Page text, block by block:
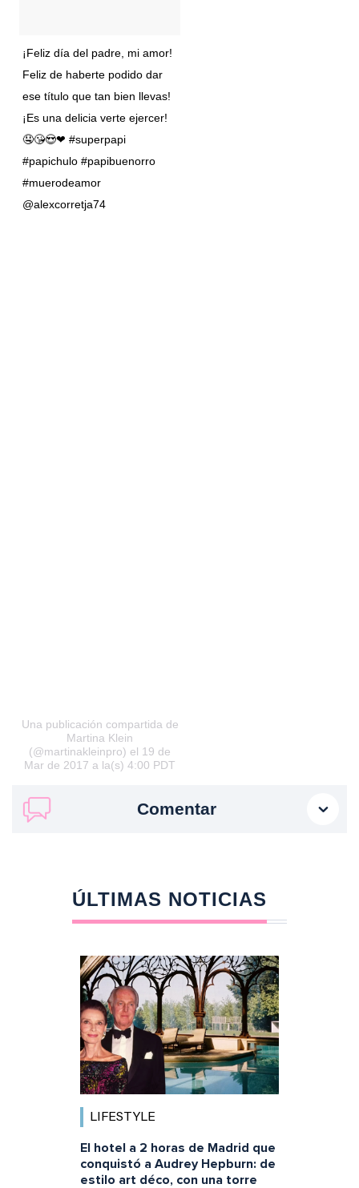
¡Feliz día del padre, mi amor!
Feliz de haberte podido dar
ese título que tan bien llevas!
¡Es una delicia verte ejercer!
🤤😘😍❤ #superpapi
#papichulo #papibuenorro
#muerodeamor
@alexcorretja74
Una publicación compartida de
Martina Klein
(@martinakleinpro) el 19 de
Mar de 2017 a la(s) 4:00 PDT
Comentar
ÚLTIMAS NOTICIAS
LIFESTYLE
El hotel a 2 horas de Madrid que
conquistó a Audrey Hepburn: de
estilo art déco, con una torre